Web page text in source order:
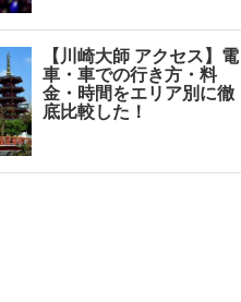
【川崎大師 アクセス】電
車・車での行き方・料
金・時間をエリア別に徹
底比較した！